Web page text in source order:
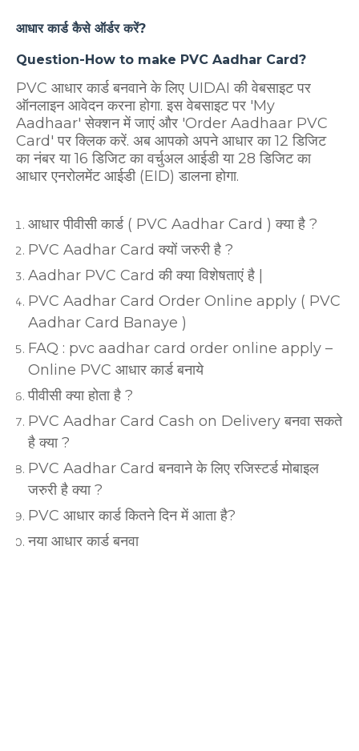
आधार कार्ड कैसे ऑर्डर करें?
Question-How to make PVC Aadhar Card?
PVC आधार कार्ड बनवाने के लिए UIDAI की वेबसाइट पर
ऑनलाइन आवेदन करना होगा. इस वेबसाइट पर 'My
Aadhaar' सेक्शन में जाएं और 'Order Aadhaar PVC
Card' पर क्लिक करें. अब आपको अपने आधार का 12 डिजिट
का नंबर या 16 डिजिट का वर्चुअल आईडी या 28 डिजिट का
आधार एनरोलमेंट आईडी (EID) डालना होगा.
आधार पीवीसी कार्ड ( PVC Aadhar Card ) क्या है ?
PVC Aadhar Card क्यों जरुरी है ?
Aadhar PVC Card की क्या विशेषताएं है |
PVC Aadhar Card Order Online apply ( PVC
Aadhar Card Banaye )
FAQ : pvc aadhar card order online apply –
Online PVC आधार कार्ड बनाये
पीवीसी क्या होता है ?
PVC Aadhar Card Cash on Delivery बनवा सकते
है क्या ?
PVC Aadhar Card बनवाने के लिए रजिस्टर्ड मोबाइल
जरुरी है क्या ?
PVC आधार कार्ड कितने दिन में आता है?
नया आधार कार्ड बनवा